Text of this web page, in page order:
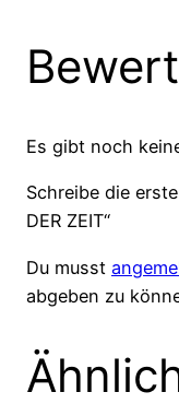
Es gibt noch
Schreibe die
DER ZEIT“
Du musst
abgeben zu